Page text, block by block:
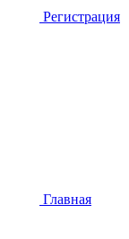
Регистрация
Главная